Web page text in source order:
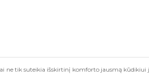
ne tik suteikia išskirtinį komforto jausmą